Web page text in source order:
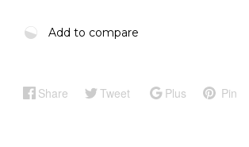
Add to compare
Share Tweet Plus Pin